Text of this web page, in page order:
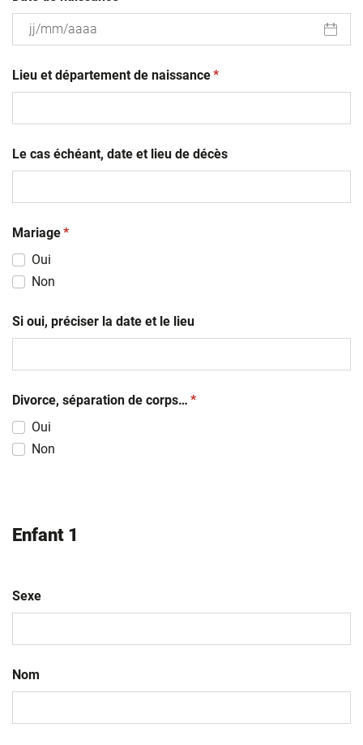
slash
MM
Lieu et département de naissance(obligatoire)
*
Le cas échéant, date et lieu de décès
Mariage(obligatoire)
*
Oui
Non
Si oui, préciser la date et le lieu
Divorce, séparation de corps… (obligatoire)
*
Oui
Non
Enfant 1
Sexe
Nom